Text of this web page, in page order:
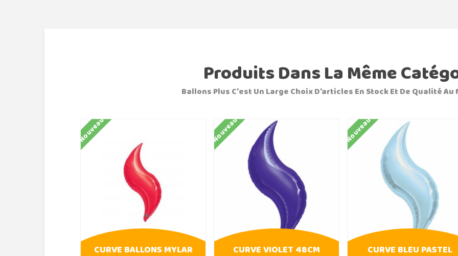
Produits Dans La Même
Ballons Plus C'est Un Large Choix D'articles En Stock Et De Qualité
Nouveau
CURVE BALLONS MYLAR
Nouveau
CURVE VIOLET 48CM
Nouveau
CURVE BLEU PASTEL